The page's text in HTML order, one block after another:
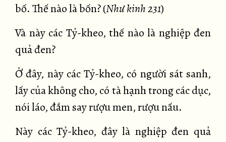
bố. Thế nào là bốn? (Như kinh 231)
Và này các Tỷ-kheo, thế nào là nghiệp đen
quả đen?
Ở đây, này các Tỷ-kheo, có người sát sanh,
lấy của không cho, có tà hạnh trong các dục,
nói láo, đắm say rượu men, rượu nấu.
Này các Tỷ-kheo, đây là nghiệp đen quả